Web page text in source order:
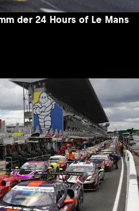
der 24 Hours of Le Mans